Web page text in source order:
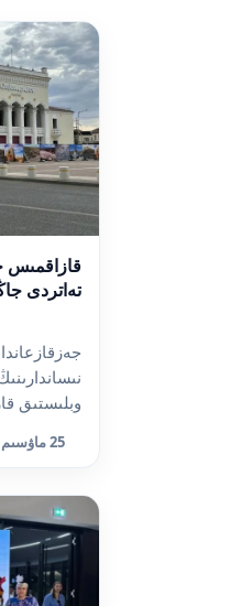
قازاقمىس
تەاتردى
وبلىستىق
25 ماۋسىم 2026